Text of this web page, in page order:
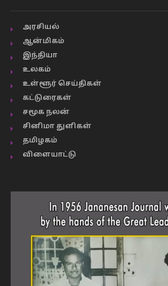
அரசியல்
ஆன்மிகம்
இந்தியா
உலகம்
உள்ளூர் செய்திகள்
கட்டுரைகள்
சமூக நலன்
சினிமா துளிகள்
தமிழகம்
விளையாட்டு